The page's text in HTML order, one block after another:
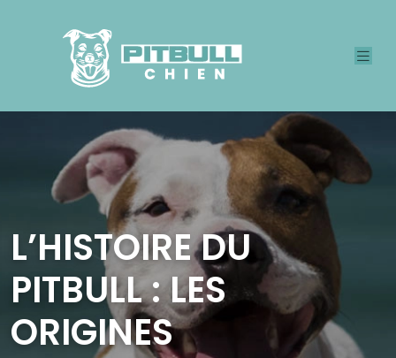
L’HISTOIRE DU
PITBULL : LES
ORIGINES